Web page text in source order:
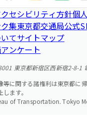
セシビリティ方針個
集東京都交通局公式
てサイトマップ
ンケート
東京都新宿区西新宿2-8-1
等に関する諸権利は東京都に
ます。
of Transportation. Tokyo